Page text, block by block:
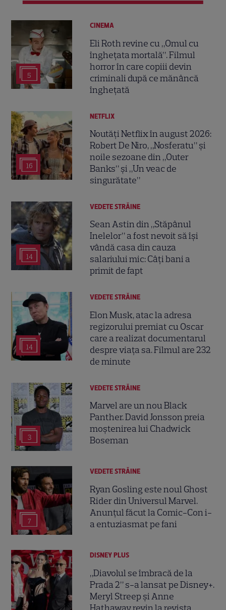
5
CINEMA
Eli Roth revine cu „Omul cu
înghețata mortală”. Filmul
horror în care copiii devin
criminali după ce mănâncă
înghețată
16
NETFLIX
Noutăți Netflix în august 2026:
Robert De Niro, „Nosferatu” și
noile sezoane din „Outer
Banks” și „Un veac de
singurătate”
14
VEDETE STRĂINE
Sean Astin din „Stăpânul
Inelelor” a fost nevoit să își
vândă casa din cauza
salariului mic: Câți bani a
primit de fapt
14
VEDETE STRĂINE
Elon Musk, atac la adresa
regizorului premiat cu Oscar
care a realizat documentarul
despre viața sa. Filmul are 232
de minute
3
VEDETE STRĂINE
Marvel are un nou Black
Panther. David Jonsson preia
moștenirea lui Chadwick
Boseman
7
VEDETE STRĂINE
Ryan Gosling este noul Ghost
Rider din Universul Marvel.
Anunțul făcut la Comic-Con i-
a entuziasmat pe fani
DISNEY PLUS
„Diavolul se îmbracă de la
Prada 2” s-a lansat pe Disney+.
Meryl Streep și Anne
Hathaway revin la revista